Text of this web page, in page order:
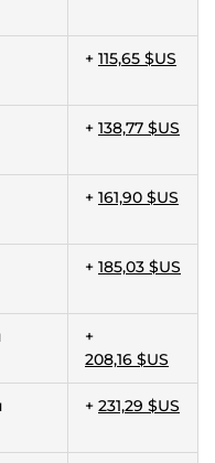
+ 115,65 $US
+ 138,77 $US
+ 161,90 $US
+ 185,03 $US
+
208,16 $US
+ 231,29 $US